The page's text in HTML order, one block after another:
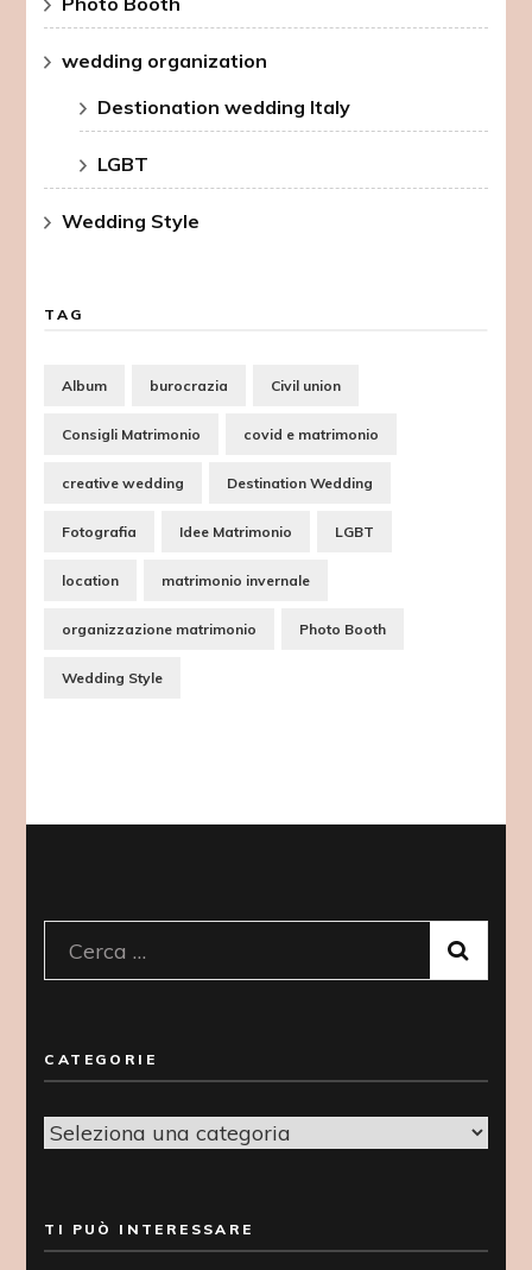
wedding organization
Destionation wedding Italy
LGBT
Wedding Style
TAG
Album burocrazia Civil union
Consigli Matrimonio covid e matrimonio
creative wedding Destination Wedding
Fotografia Idee Matrimonio LGBT
location matrimonio invernale
organizzazione matrimonio Photo Booth
Wedding Style
Ricerca
per:
CATEGORIE
Categorie
TI PUÒ INTERESSARE